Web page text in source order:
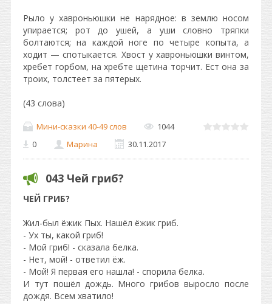
Рыло у хавроньюшки не нарядное: в землю носом
упирается; рот до ушей, а уши словно тряпки
болтаются; на каждой ноге по четыре копыта, а
ходит — спотыкается. Хвост у хавроньюшки винтом,
хребет горбом, на хребте щетина торчит. Ест она за
троих, толстеет за пятерых.
(43 слова)
Мини-сказки 40-49 слов
1044
0
Марина 30.11.2017
043 Чей гриб?
ЧЕЙ ГРИБ?
Жил-был ёжик Пых. Нашёл ёжик гриб.
- Ух ты, какой гриб!
- Мой гриб! - сказала белка.
- Нет, мой! - ответил ёж.
- Мой! Я первая его нашла! - спорила белка.
И тут пошёл дождь. Много грибов выросло после
дождя. Всем хватило!